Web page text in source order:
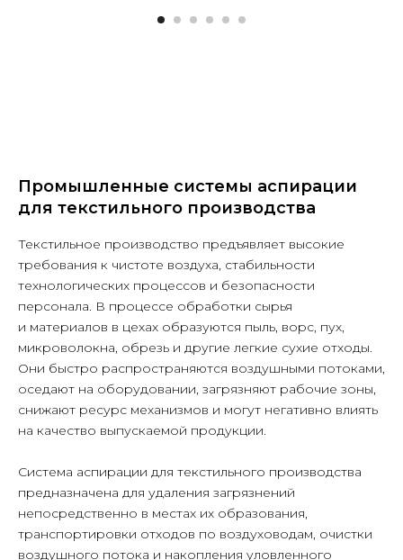
Промышленные системы аспирации
для текстильного производства
Текстильное производство предъявляет высокие
требования к чистоте воздуха, стабильности
технологических процессов и безопасности
персонала. В процессе обработки сырья
и материалов в цехах образуются пыль, ворс, пух,
микроволокна, обрезь и другие легкие сухие отходы.
Они быстро распространяются воздушными потоками,
оседают на оборудовании, загрязняют рабочие зоны,
снижают ресурс механизмов и могут негативно влиять
на качество выпускаемой продукции.
Система аспирации для текстильного производства
предназначена для удаления загрязнений
непосредственно в местах их образования,
транспортировки отходов по воздуховодам, очистки
воздушного потока и накопления уловленного